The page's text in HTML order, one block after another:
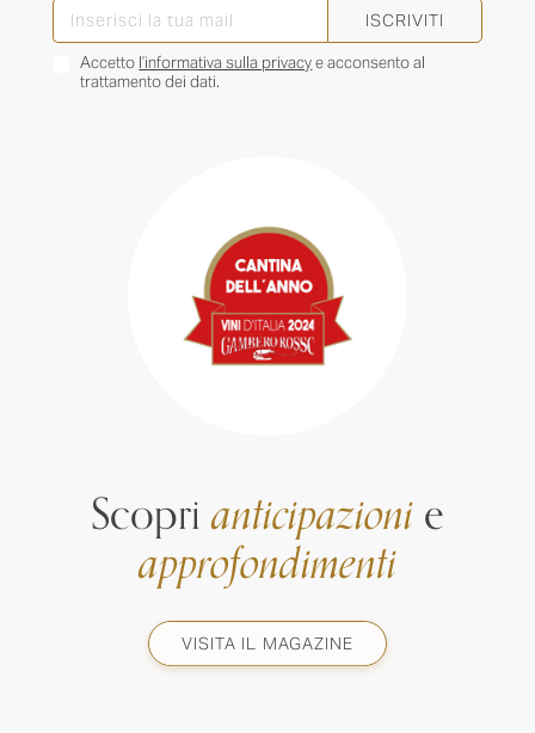
ISCRIVITI
Accetto l’informativa sulla privacye acconsento al
trattamento dei dati.
Scoprianticipazionie
approfondimenti
VISITA IL MAGAZINE